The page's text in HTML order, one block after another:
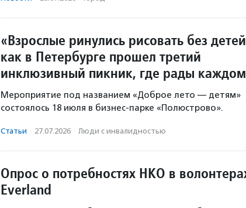
«Взрослые ринулись рисовать без
как в Петербурге прошел третий
инклюзивный пикник, где рады
Мероприятие под названием «Доброе лето — детям»
состоялось 18 июля в бизнес-парке «Полюстрово».
Статьи · 27.07.2026 · Люди с инвалидностью
Опрос о потребностях НКО в
Everland